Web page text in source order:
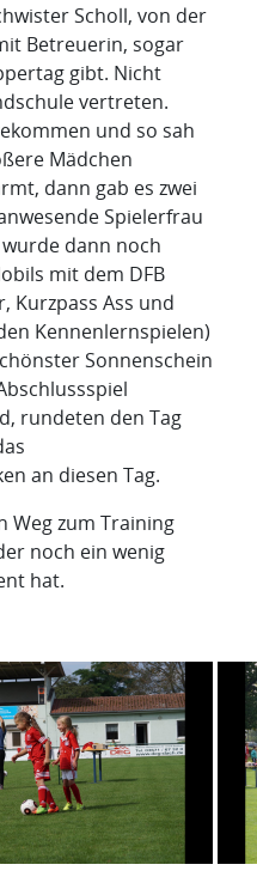
Scholl, von der
Betreuerin, sogar
gibt. Nicht
vertreten.
und so sah
Mädchen
dann gab es zwei
Spielerfrau
dann noch
mit dem DFB
Kurzpass Ass und
Kennenlernspielen)
Sonnenschein
rundeten den Tag
an diesen Tag.
Weg zum Training
noch ein wenig
hat.